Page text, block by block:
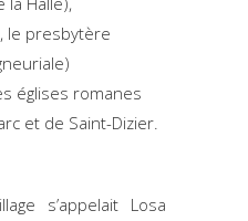
le presbytère
églises romanes
et de Saint-Dizier.
s’appelait Losa